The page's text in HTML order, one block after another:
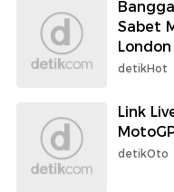
Sabet
London
detikHot
Link
detikOto